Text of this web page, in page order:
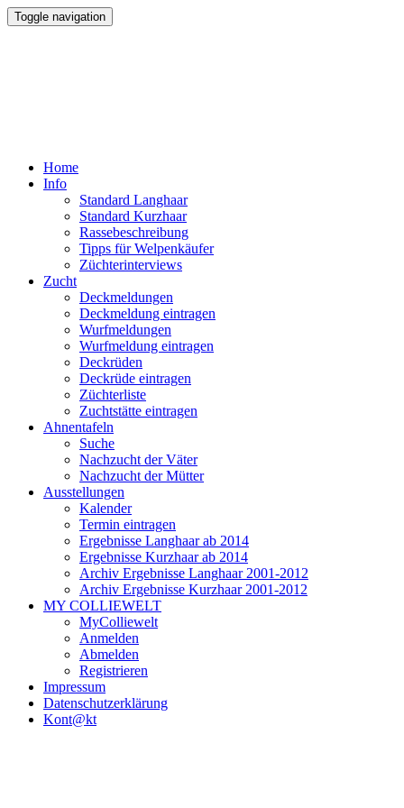
Toggle navigation
Home
Info
Standard Langhaar
Standard Kurzhaar
Rassebeschreibung
Tipps für Welpenkäufer
Züchterinterviews
Zucht
Deckmeldungen
Deckmeldung eintragen
Wurfmeldungen
Wurfmeldung eintragen
Deckrüden
Deckrüde eintragen
Züchterliste
Zuchtstätte eintragen
Ahnentafeln
Suche
Nachzucht der Väter
Nachzucht der Mütter
Ausstellungen
Kalender
Termin eintragen
Ergebnisse Langhaar ab 2014
Ergebnisse Kurzhaar ab 2014
Archiv Ergebnisse Langhaar 2001-2012
Archiv Ergebnisse Kurzhaar 2001-2012
MY COLLIEWELT
MyColliewelt
Anmelden
Abmelden
Registrieren
Impressum
Datenschutzerklärung
Kont@kt